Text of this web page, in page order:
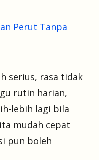
Perut Tanpa
serius, rasa tidak
rutin harian,
lebih lagi bila
mudah cepat
pun boleh